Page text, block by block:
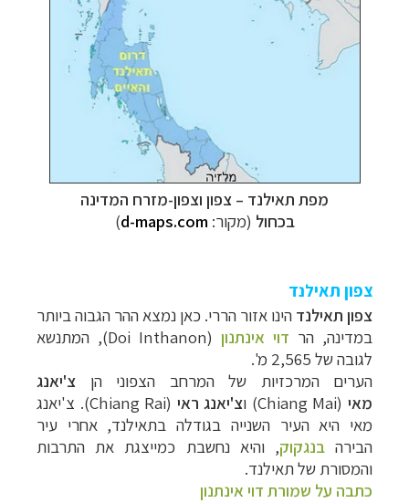
מפת תאילנד – צפון וצפון-מזרח המדינה
בכחול (מקור: d-maps.com
)
צפון תאילנד
צפון תאילנד הינו אזור הררי. כאן נמצא ההר הגבוה ביותר
במדינה, הר דוי אינתנון
(Doi Inthanon), המתנשא
לגובה של 2,565 מ'.
הערים המרכזיות של המרחב הצפוני הן צ'יאנג
מאי(Chiang Mai) ו צ'יאנג ראי
(Chiang Rai). צ'יאנג
מאי היא העיר השנייה בגודלה בתאילנד, אחרי עיר
הבירהבנגקוק, והיא נחשבת כמייצגת את התרבות
והמסורת של תאילנד.
כתבה על שמורת דוי אינתנון